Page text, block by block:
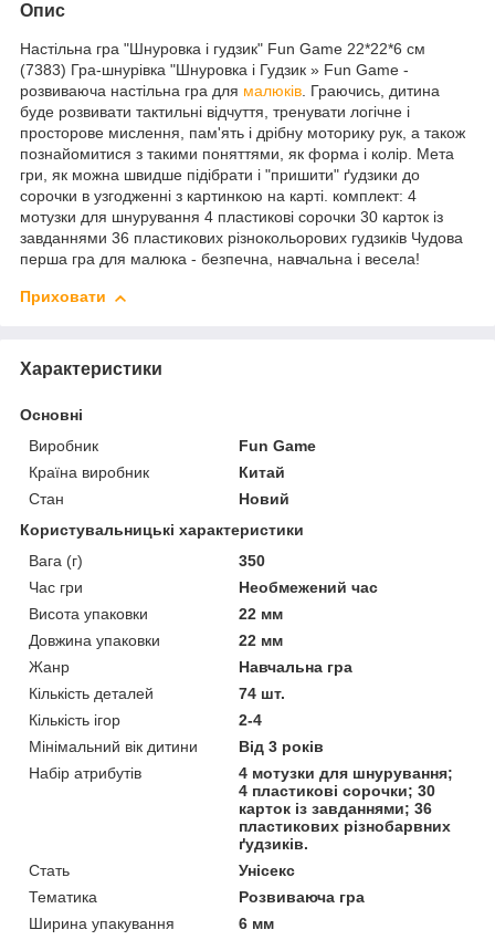
Опис
Настільна гра "Шнуровка і гудзик" Fun Game 22*22*6 см
(7383) Гра-шнурівка "Шнуровка і Гудзик » Fun Game -
розвиваюча настільна гра для малюків. Граючись, дитина
буде розвивати тактильні відчуття, тренувати логічне і
просторове мислення, пам'ять і дрібну моторику рук, а також
познайомитися з такими поняттями, як форма і колір. Мета
гри, як можна швидше підібрати і "пришити" ґудзики до
сорочки в узгодженні з картинкою на карті. комплект: 4
мотузки для шнурування 4 пластикові сорочки 30 карток із
завданнями 36 пластикових різнокольорових гудзиків Чудова
перша гра для малюка - безпечна, навчальна і весела!
Приховати
Характеристики
Основні
Виробник
Fun Game
Країна виробник
Китай
Стан
Новий
Користувальницькі характеристики
Вага (г)
350
Час гри
Необмежений час
Висота упаковки
22 мм
Довжина упаковки
22 мм
Жанр
Навчальна гра
Кількість деталей
74 шт.
Кількість ігор
2-4
Мінімальний вік дитини
Від 3 років
Набір атрибутів
4 мотузки для шнурування;
4 пластикові сорочки; 30
карток із завданнями; 36
пластикових різнобарвних
ґудзиків.
Стать
Унісекс
Тематика
Розвиваюча гра
Ширина упакування
6 мм